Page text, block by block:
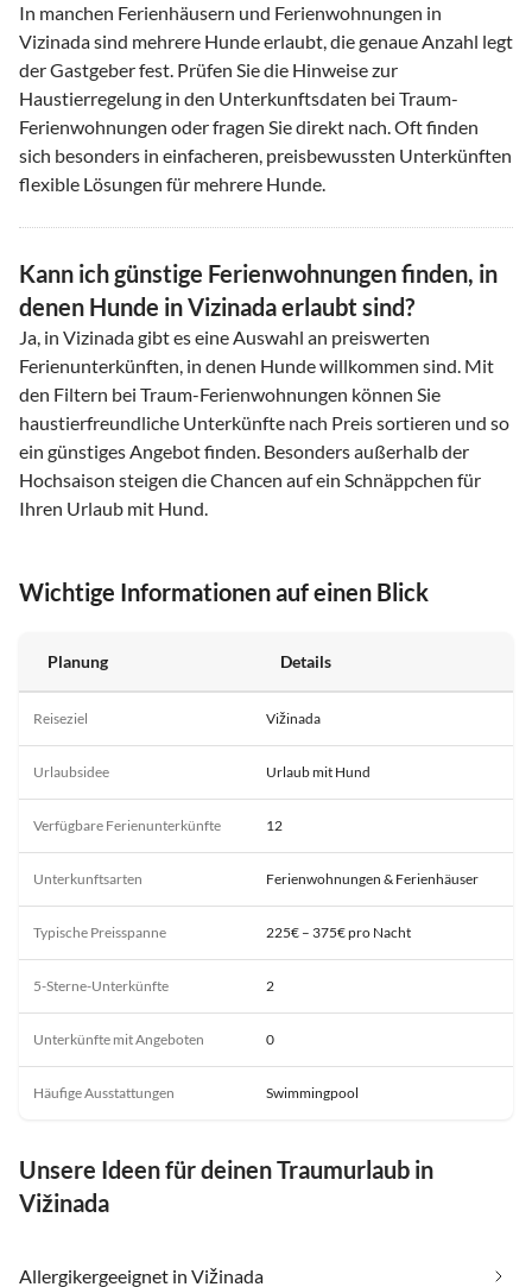
In manchen Ferienhäusern und Ferienwohnungen in
Vizinada sind mehrere Hunde erlaubt, die genaue Anzahl legt
der Gastgeber fest. Prüfen Sie die Hinweise zur
Haustierregelung in den Unterkunftsdaten bei Traum-
Ferienwohnungen oder fragen Sie direkt nach. Oft finden
sich besonders in einfacheren, preisbewussten Unterkünften
flexible Lösungen für mehrere Hunde.
Kann ich günstige Ferienwohnungen finden, in
denen Hunde in Vizinada erlaubt sind?
Ja, in Vizinada gibt es eine Auswahl an preiswerten
Ferienunterkünften, in denen Hunde willkommen sind. Mit
den Filtern bei Traum-Ferienwohnungen können Sie
haustierfreundliche Unterkünfte nach Preis sortieren und so
ein günstiges Angebot finden. Besonders außerhalb der
Hochsaison steigen die Chancen auf ein Schnäppchen für
Ihren Urlaub mit Hund.
Wichtige Informationen auf einen Blick
Planung Details
Reiseziel Vižinada
Urlaubsidee Urlaub mit Hund
Verfügbare Ferienunterkünfte 12
Unterkunftsarten Ferienwohnungen & Ferienhäuser
Typische Preisspanne 225€ – 375€ pro Nacht
5-Sterne-Unterkünfte 2
Unterkünfte mit Angeboten 0
Häufige Ausstattungen Swimmingpool
Unsere Ideen für deinen Traumurlaub in
Vižinada
Allergikergeeignet in Vižinada